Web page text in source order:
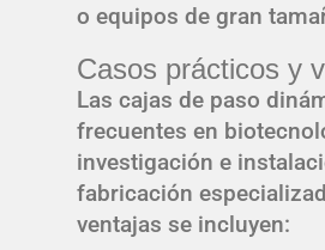
o equipos de gran
Casos prácticos y
Las cajas de paso
frecuentes en
investigación e
fabricación
ventajas se incluyen: